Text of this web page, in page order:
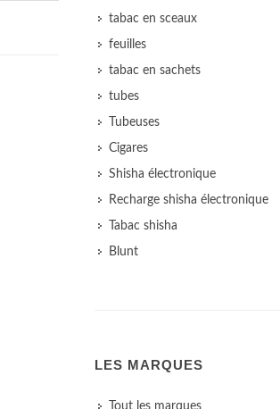
tabac en sceaux
feuilles
tabac en sachets
tubes
Tubeuses
Cigares
Shisha électronique
Recharge shisha électronique
Tabac shisha
Blunt
LES MARQUES
Tout les marques